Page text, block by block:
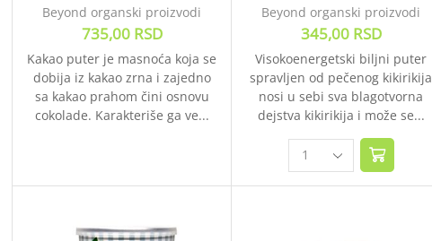
Beyond organski proizvodi
735,00 RSD
Kakao puter je masnoća koja se
dobija iz kakao zrna i zajedno
sa kakao prahom čini osnovu
cokolade. Karakteriše ga ve...
Beyond organski proizvodi
345,00 RSD
Visokoenergetski biljni puter
spravljen od pečenog kikirikija
nosi u sebi sva blagotvorna
dejstva kikirikija i može se...